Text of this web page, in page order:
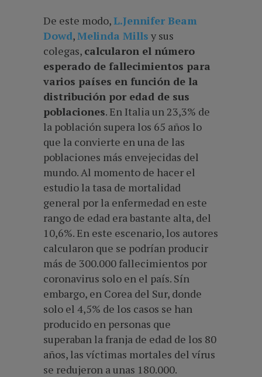
De este modo,L.Jennifer Beam
Dowd,Melinda Mills y sus
colegas, calcularon el número
esperado de fallecimientos para
varios países en función de la
distribución por edad de sus
poblaciones. En Italia un 23,3% de
la población supera los 65 años lo
que la convierte en una de las
poblaciones más envejecidas del
mundo. Al momento de hacer el
estudio la tasa de mortalidad
general por la enfermedad en este
rango de edad era bastante alta, del
10,6%. En este escenario, los autores
calcularon que se podrían producir
más de 300.000 fallecimientos por
coronavirus solo en el país. Sín
embargo, en Corea del Sur, donde
solo el 4,5% de los casos se han
producido en personas que
superaban la franja de edad de los 80
años, las víctimas mortales del vírus
se redujeron a unas 180.000.